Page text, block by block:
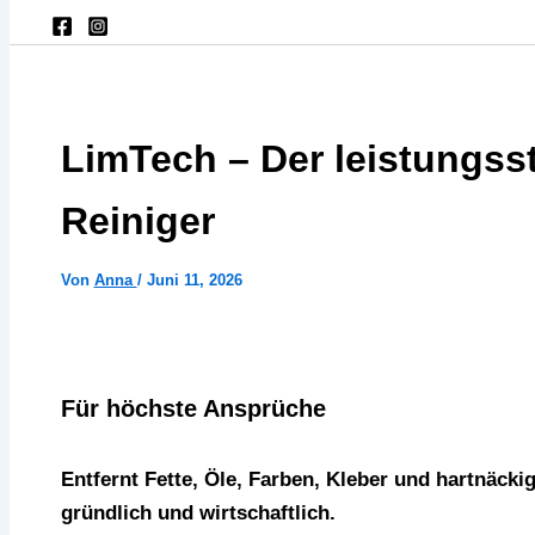
LimTech – Der
Reiniger
Von Anna / Juni 11, 2026
Für höchste Ansprüche
Entfernt Fette, Öle, Farben, Kleber und
gründlich und wirtschaftlich.